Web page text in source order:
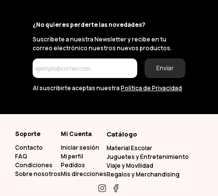
Soporte
Contacto
FAQ
Condiciones
Sobre nosotros
Mi Cuenta
Iniciar sesión
Mi perfil
Pedidos
Mis direcciones
Catálogo
Material Escolar
Juguetes y Entretenimiento
Viaje y Movilidad
Regalos y Merchandising
¿No quieres perderte las novedades?
Suscríbete a nuestra Newsletter y recibe en tu
correo electrónico nuestros nuevos productos.
Enviar
Al suscribirte aceptas nuestraPolítica de Privacidad